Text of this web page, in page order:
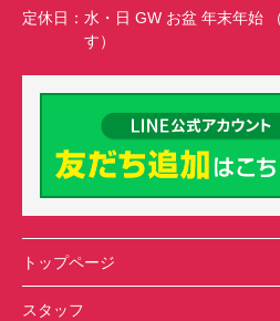
定休日： 水・日 GW お盆 年末年始
す）
トップページ
スタッフ